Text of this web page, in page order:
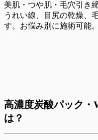
美肌・つや肌・毛穴引き
うれい線、目尻の乾燥、
す。お悩み別に施術可能。
高濃度炭酸パック・
は？